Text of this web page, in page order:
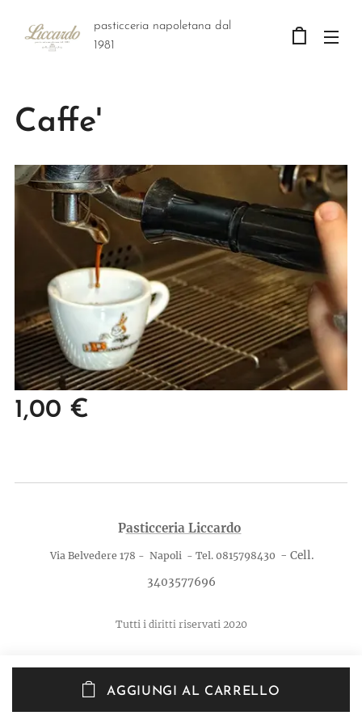
pasticceria napoletana dal
1981
Caffe'
1,00 €
AGGIUNGI AL CARRELLO
Pasticceria Liccardo
Via Belvedere 178 - Napoli - Tel. 0815798430 - Cell.
3403577696
Tutti i dirittiriservati 2020